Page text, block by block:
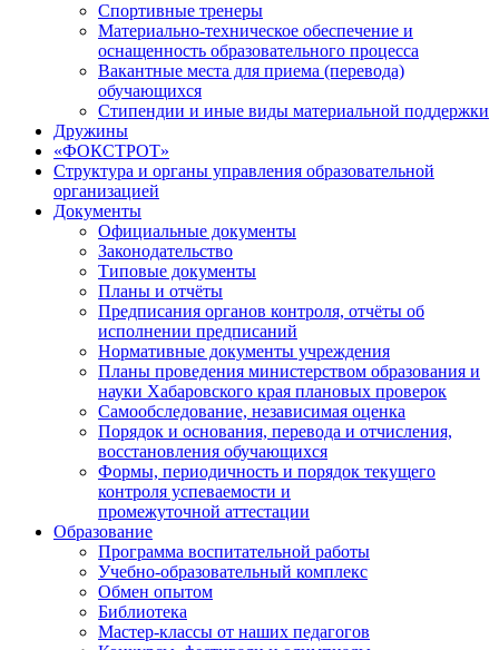
Спортивные тренеры
Материально-техническое обеспечение и
оснащенность образовательного процесса
Вакантные места для приема (перевода)
обучающихся
Стипендии и иные виды материальной поддержки
Дружины
«ФОКСТРОТ»
Структура и органы управления образовательной
организацией
Документы
Официальные документы
Законодательство
Типовые документы
Планы и отчёты
Предписания органов контроля, отчёты об
исполнении предписаний
Нормативные документы учреждения
Планы проведения министерством образования и
науки Хабаровского края плановых проверок
Самообследование, независимая оценка
Порядок и основания, перевода и отчисления,
восстановления обучающихся
Формы, периодичность и порядок текущего
контроля успеваемости и
промежуточной аттестации
Образование
Программа воспитательной работы
Учебно-образовательный комплекс
Обмен опытом
Библиотека
Мастер-классы от наших педагогов